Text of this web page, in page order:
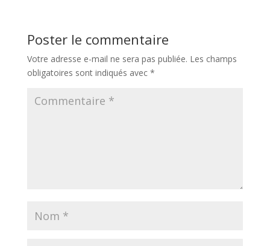
Poster le commentaire
Votre adresse e-mail ne sera pas publiée. Les champs
obligatoires sont indiqués avec *